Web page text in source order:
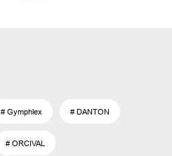
# Gymphlex # DANTON
# ORCIVAL